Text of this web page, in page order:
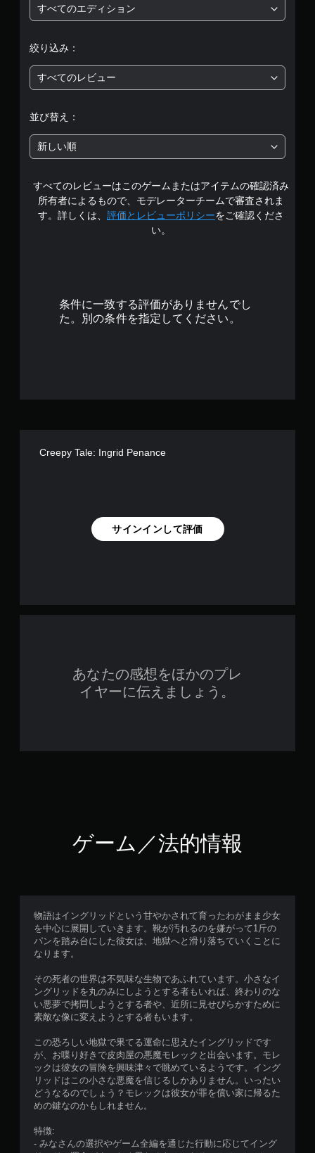
評
は
5
階
中
の
3
すべてのエディション
絞り込み：
すべてのレビュー
並び替え：
新しい順
すべてのレビューはこのゲームまたはアイテムの確認済み
所有者によるもので、モデレーターチームで審査されま
す。詳しくは、 評価とレビューポリシーをご確認くださ
い。
条件に一致する評価がありませんでし
た。別の条件を指定してください。
Creepy Tale: Ingrid Penance
サインインして評価
あなたの感想をほかのプレ
イヤーに伝えましょう。
ゲーム／法的情報
物語はイングリッドという甘やかされて育ったわがまま少女
を中心に展開していきます。靴が汚れるのを嫌がって1斤の
パンを踏み台にした彼女は、地獄へと滑り落ちていくことに
なります。
その死者の世界は不気味な生物であふれています。小さなイ
ングリッドを丸のみにしようとする者もいれば、終わりのな
い悪夢で拷問しようとする者や、近所に見せびらかすために
素敵な像に変えようとする者もいます。
この恐ろしい地獄で果てる運命に思えたイングリッドです
が、お喋り好きで皮肉屋の悪魔モレックと出会います。モレ
ックは彼女の冒険を興味津々で眺めているようです。イング
リッドはこの小さな悪魔を信じるしかありません。いったい
どうなるのでしょう？モレックは彼女が罪を償い家に帰るた
めの鍵なのかもしれません。
特徴:
- みなさんの選択やゲーム全編を通じた行動に応じてイング